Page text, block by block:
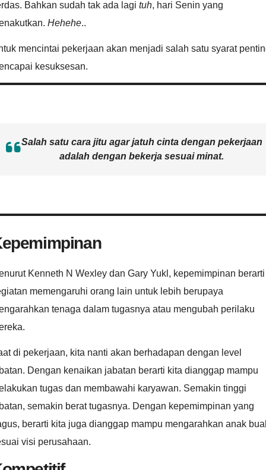
Bahkan sudah tak ada lagi tuh, hari Senin yang
Hehehe..
mencintai pekerjaan akan menjadi salah satu syarat
kesuksesan.
Salah satu cara jitu agar jatuh cinta dengan pekerjaan
adalah dengan bekerja sesuai minat.
Kenneth N Wexley dan Gary Yukl, kepemimpinan berarti
memengaruhi orang lain untuk lebih berupaya
tenaga dalam tugasnya atau mengubah perilaku
di pekerjaan, kita nanti akan berhadapan dengan level
Dengan kenaikan jabatan berarti kita dianggap mampu
tugas dan membawahi karyawan. Semakin tinggi
semakin berat tugasnya. Dengan kepemimpinan yang
berarti kita juga dianggap mampu mengarahkan anak
visi perusahaan.